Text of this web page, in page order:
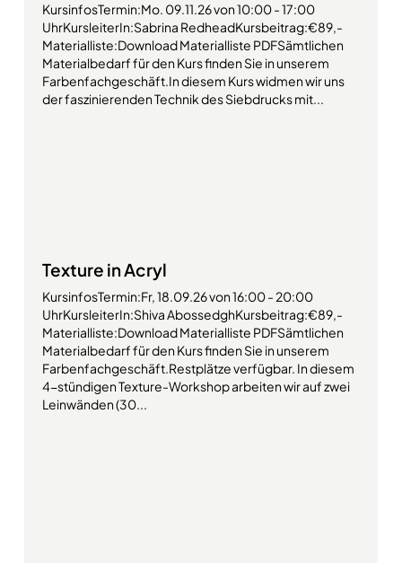
KursinfosTermin:Mo. 09.11.26 von 10:00 - 17:00
UhrKursleiterIn:Sabrina RedheadKursbeitrag:€89,-
Materialliste:Download Materialliste PDFSämtlichen
Materialbedarf für den Kurs finden Sie in unserem
Farbenfachgeschäft.In diesem Kurs widmen wir uns
der faszinierenden Technik des Siebdrucks mit...
Texture in Acryl
KursinfosTermin:Fr, 18.09.26 von 16:00 - 20:00
UhrKursleiterIn:Shiva AbossedghKursbeitrag:€89,-
Materialliste:Download Materialliste PDFSämtlichen
Materialbedarf für den Kurs finden Sie in unserem
Farbenfachgeschäft.Restplätze verfügbar. In diesem
4-stündigen Texture-Workshop arbeiten wir auf zwei
Leinwänden (30...